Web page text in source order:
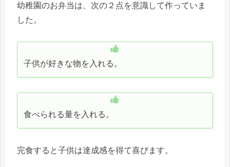
幼稚園のお弁当は、次の２点を意識して作っていま
した。
子供が好きな物を入れる。
食べられる量を入れる。
完食すると子供は達成感を得て喜びます。